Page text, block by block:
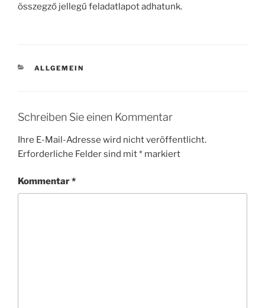
összegző jellegű feladatlapot adhatunk.
KATEGORIEN
ALLGEMEIN
Schreiben Sie einen Kommentar
Ihre E-Mail-Adresse wird nicht veröffentlicht.
Erforderliche Felder sind mit* markiert
Kommentar*